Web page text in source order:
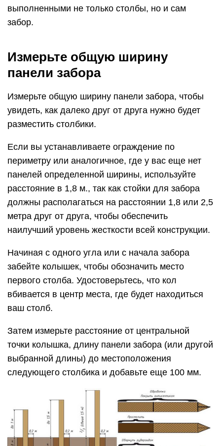
выполненными не только столбы, но и сам
забор.
Измерьте общую ширину
панели забора
Измерьте общую ширину панели забора, чтобы
увидеть, как далеко друг от друга нужно будет
разместить столбики.
Если вы устанавливаете ограждение по
периметру или аналогичное, где у вас еще нет
панелей определенной ширины, используйте
расстояние в 1,8 м., так как стойки для забора
должны располагаться на расстоянии 1,8 или 2,5
метра друг от друга, чтобы обеспечить
наилучший уровень жесткости всей конструкции.
Начиная с одного угла или с начала забора
забейте колышек, чтобы обозначить место
первого столба. Удостоверьтесь, что кол
вбивается в центр места, где будет находиться
ваш столб.
Затем измерьте расстояние от центральной
точки колышка, длину панели забора (или другой
выбранной длины) до местоположения
следующего столбика и добавьте еще 100 мм.